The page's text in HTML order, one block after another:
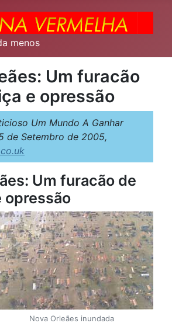
menos
Um furacão
e opressão
Um Mundo A Ganhar
de Setembro de 2005,
Um furacão de
opressão
Nova Orleães inundada